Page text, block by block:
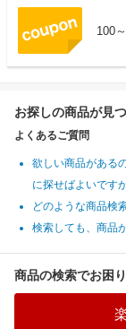
100
お探しの商品が見
よくあるご質問
欲しい商品がある
に探せばよいです
どのような商品検
検索しても、商品
商品の検索でお困